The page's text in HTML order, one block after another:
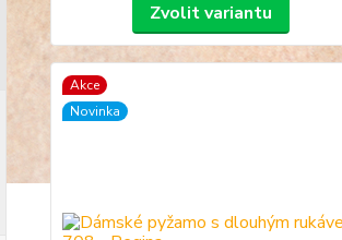
Zvolit variantu
Akce
Novinka